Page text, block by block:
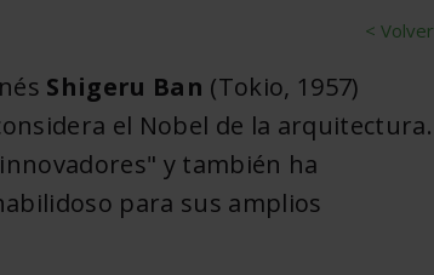
< Volver
Shigeru Ban (Tokio, 1957)
el Nobel de la arquitectura.
y también ha
para sus amplios